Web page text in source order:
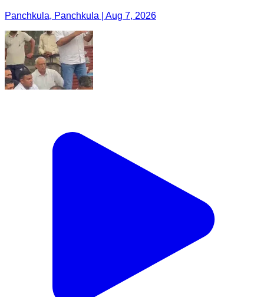
Panchkula, Panchkula | Aug 7, 2026